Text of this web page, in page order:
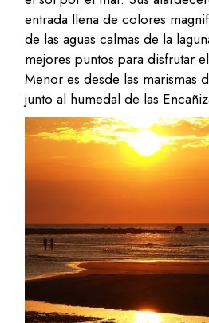
entrada llena de colores
de las aguas calmas de la
mejores puntos para disfrutar
Menor es desde las marismas
junto al humedal de las